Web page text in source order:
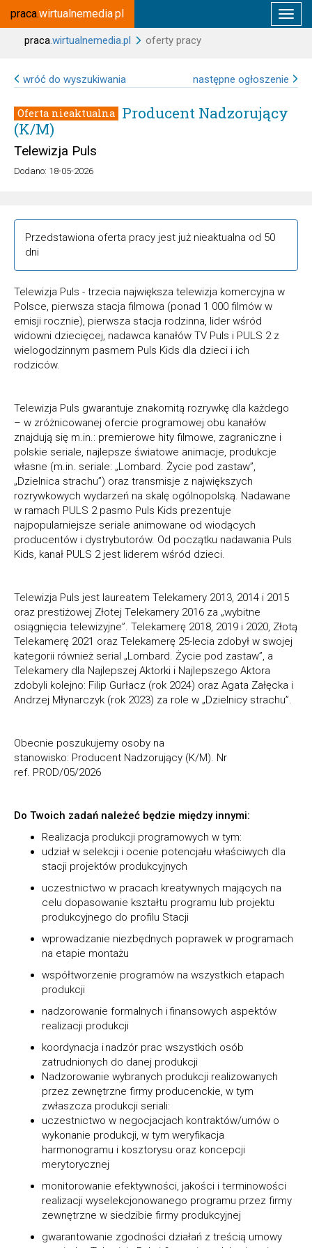
praca.wirtualnemedia.pl
praca.wirtualnemedia.pl oferty pracy
wróć do wyszukiwania następne ogłoszenie
Oferta nieaktualna Producent Nadzorujący
(K/M)
Telewizja Puls
Dodano: 18-05-2026
Przedstawiona oferta pracy jest już nieaktualna od 50
dni
Telewizja Puls - trzecia największa telewizja komercyjna w
Polsce, pierwsza stacja filmowa (ponad 1 000 filmów w
emisji rocznie), pierwsza stacja rodzinna, lider wśród
widowni dziecięcej, nadawca kanałów TV Puls i PULS 2 z
wielogodzinnym pasmem Puls Kids dla dzieci i ich
rodziców.
Telewizja Puls gwarantuje znakomitą rozrywkę dla każdego
– w zróżnicowanej ofercie programowej obu kanałów
znajdują się m.in.: premierowe hity filmowe, zagraniczne i
polskie seriale, najlepsze światowe animacje, produkcje
własne (m.in. seriale: „Lombard. Życie pod zastaw”,
„Dzielnica strachu”) oraz transmisje z największych
rozrywkowych wydarzeń na skalę ogólnopolską. Nadawane
w ramach PULS 2 pasmo Puls Kids prezentuje
najpopularniejsze seriale animowane od wiodących
producentów i dystrybutorów. Od początku nadawania Puls
Kids, kanał PULS 2 jest liderem wśród dzieci.
Telewizja Puls jest laureatem Telekamery 2013, 2014 i 2015
oraz prestiżowej Złotej Telekamery 2016 za „wybitne
osiągnięcia telewizyjne”. Telekamerę 2018, 2019 i 2020, Złotą
Telekamerę 2021 oraz Telekamerę 25-lecia zdobył w swojej
kategorii również serial „Lombard. Życie pod zastaw”, a
Telekamery dla Najlepszej Aktorki i Najlepszego Aktora
zdobyli kolejno: Filip Gurłacz (rok 2024) oraz Agata Załęcka i
Andrzej Młynarczyk (rok 2023) za role w „Dzielnicy strachu”.
Obecnie poszukujemy osoby na
stanowisko: Producent Nadzorujący (K/M). Nr
ref. PROD/05/2026
Do Twoich zadań należeć będzie między innymi:
Realizacja produkcji programowych w tym:
udział w selekcji i ocenie potencjału właściwych dla
stacji projektów produkcyjnych
uczestnictwo w pracach kreatywnych mających na
celu dopasowanie kształtu programu lub projektu
produkcyjnego do profilu Stacji
wprowadzanie niezbędnych poprawek w programach
na etapie montażu
współtworzenie programów na wszystkich etapach
produkcji
nadzorowanie formalnych i finansowych aspektów
realizacji produkcji
koordynacja i nadzór prac wszystkich osób
zatrudnionych do danej produkcji
Nadzorowanie wybranych produkcji realizowanych
przez zewnętrzne firmy producenckie, w tym
zwłaszcza produkcji seriali:
uczestnictwo w negocjacjach kontraktów/umów o
wykonanie produkcji, w tym weryfikacja
harmonogramu i kosztorysu oraz koncepcji
merytorycznej
monitorowanie efektywności, jakości i terminowości
realizacji wyselekcjonowanego programu przez firmy
zewnętrzne w siedzibie firmy produkcyjnej
gwarantowanie zgodności działań z treścią umowy